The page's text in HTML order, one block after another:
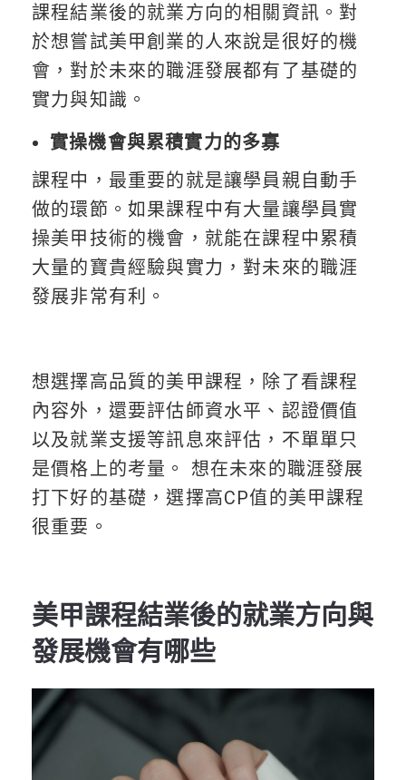
課程結業後的就業方向的相關資訊。對
於想嘗試美甲創業的人來說是很好的機
會，對於未來的職涯發展都有了基礎的
實力與知識。
實操機會與累積實力的多寡
課程中，最重要的就是讓學員親自動手
做的環節。如果課程中有大量讓學員實
操美甲技術的機會，就能在課程中累積
大量的寶貴經驗與實力，對未來的職涯
發展非常有利。
想選擇高品質的美甲課程，除了看課程
內容外，還要評估師資水平、認證價值
以及就業支援等訊息來評估，不單單只
是價格上的考量。 想在未來的職涯發展
打下好的基礎，選擇高CP值的美甲課程
很重要。
美甲課程結業後的就業方向與
發展機會有哪些